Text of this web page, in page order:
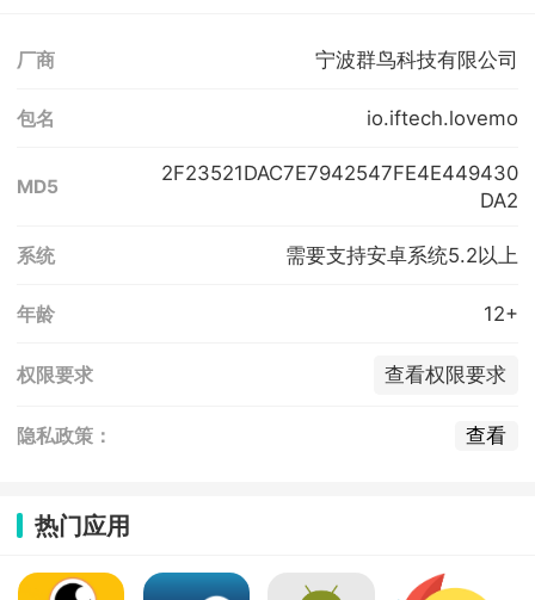
厂商 宁波群鸟科技有限公司
包名 io.iftech.lovemo
MD5
2F23521DAC7E7942547FE4E449430
DA2
系统 需要支持安卓系统5.2以上
年龄 12+
权限要求 查看权限要求
隐私政策： 查看
热门应用